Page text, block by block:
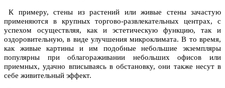
К примеру, стены из растений или живые стены зачастую
применяются в крупных торгово-развлекательных центрах, с
успехом осуществляя, как и эстетическую функцию, так и
оздоровительную, в виде улучшения микроклимата. В то время,
как живые картины и им подобные небольшие экземпляры
популярны при облагораживании небольших офисов или
приемных, удачно вписываясь в обстановку, они также несут в
себе живительный эффект.